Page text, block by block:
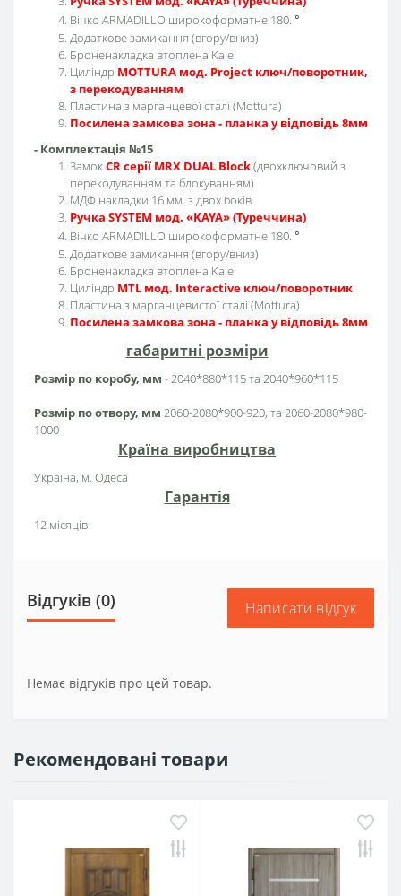
Вічко ARMADILLO широкоформатне 180. °
Додаткове замикання (вгору/вниз)
Броненакладка втоплена Kale
Циліндр MOTTURA мод. Project ключ/поворотник,
з перекодуванням
Пластина з марганцевої сталі (Mottura)
Посилена замкова зона - планка у відповідь 8мм
- Комплектація №15
ЗамокCR серії MRX DUAL Block(двохключовий з
перекодуванням та блокуванням)
МДФ накладки 16 мм. з двох боків
Ручка SYSTEM мод. «KAYA» (Туреччина)
Вічко ARMADILLO широкоформатне 180. °
Додаткове замикання (вгору/вниз)
Броненакладка втоплена Kale
Циліндр MTL мод. Interactive ключ/поворотник
Пластина з марганцевистої сталі (Mottura)
Посилена замкова зона - планка у відповідь 8мм
габаритні розміри
Розмір по коробу, мм - 2040*880*115 та 2040*960*115
Розмір по отвору, мм 2060-2080*900-920, та 2060-2080*980-
1000
Країна виробництва
Україна, м. Одеса
Гарантія
12 місяців
Відгуків (0) Написати відгук
Немає відгуків про цей товар.
Рекомендовані товари